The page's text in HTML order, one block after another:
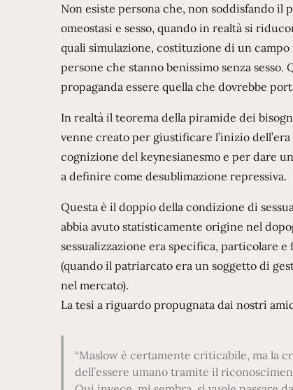
Non esiste persona che, non soddisfando
omeostasi e sesso, quando in realtà si
quali simulazione, costituzione di un
persone che stanno benissimo senza
propaganda essere quella che dovrebbe
In realtà il teorema della piramide dei
venne creato per giustificare l’inizio
cognizione del keynesianesmo e per dare
a definire come desublimazione repressiva.
Questa è il doppio della condizione di
abbia avuto statisticamente origine nel
sessualizzazione era specifica, particolare
(quando il patriarcato era un soggetto di
nel mercato).
La tesi a riguardo propugnata dai nostri
Maslow è certamente criticabile, ma la
dell’essere umano tramite il